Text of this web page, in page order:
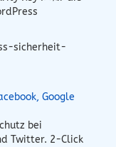
sicherheit-
Google
bei
Twitter. 2-Click